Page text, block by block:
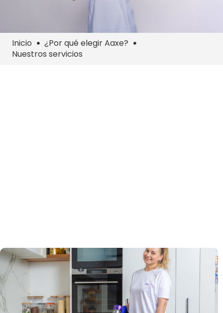
Inicio
¿Por qué elegir Aaxe?
Nuestros servicios